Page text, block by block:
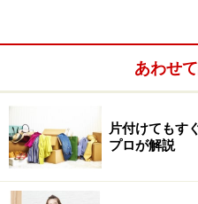
す。さらに、幅の狭いスリ
や小さな器をまとめるとき
あわせ
片付けてもす
プロが解説